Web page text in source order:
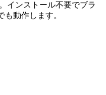
インストール不要でブラ
動作します。